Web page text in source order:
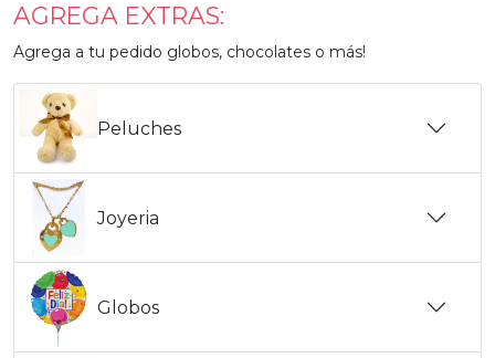
AGREGA EXTRAS:
Agrega a tu pedido globos, chocolates o más!
Peluches
Joyeria
Globos